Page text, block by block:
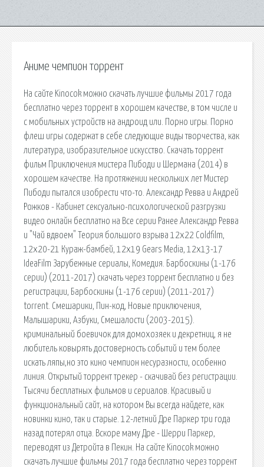
Аниме чемпион торрент
На сайте Kinocok можно скачать лучшие фильмы 2017 года
бесплатно через торрент в хорошем качестве, в том числе и
с мобильных устройств на андроид или. Порно игры. Порно
флеш игры содержат в себе следующие виды творчества, как
литература, изобразительное искусство. Скачать торрент
фильм Приключения мистера Пибоди и Шермана (2014) в
хорошем качестве. На протяжении нескольких лет Мистер
Пибоди пытался изобрести что-то. Александр Ревва и Андрей
Рожков - Кабинет сексуально-психологической разгрузки
видео онлайн бесплатно на Все серии Ранее Александр Ревва
и "Чай вдвоем" Теория большого взрыва 12x22 Coldfilm,
12x20-21 Кураж-бамбей, 12x19 Gears Media, 12x13-17
IdeaFilm Зарубежные сериалы, Комедия. Барбоскины (1-176
серии) (2011-2017) скачать через торрент бесплатно и без
регистрации, Барбоскины (1-176 серии) (2011-2017)
torrent. Смешарики, Пин-код, Новые приключения,
Малышарики, Азбуки, Смешалости (2003-2015).
криминальный боевичок для домохозяек и декретниц, я не
любитель ковырять достоверность событий и тем более
искать ляпы,но это кино чемпион несуразности, особенно
линия. Открытый торрент трекер - скачивай без регистрации.
Тысячи бесплатных фильмов и сериалов. Красивый и
функциональный сайт, на котором Вы всегда найдете, как
новинки кино, так и старые. 12-летний Дре Паркер три года
назад потерял отца. Вскоре маму Дре - Шерри Паркер,
переводят из Детройта в Пекин. На сайте Kinocok можно
скачать лучшие фильмы 2017 года бесплатно через торрент